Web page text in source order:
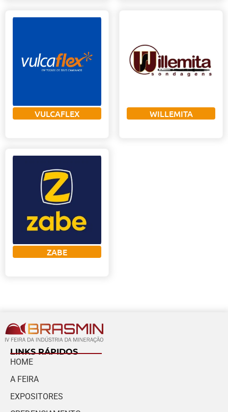
VULCAFLEX WILLEMITA
ZABE
LINKS RÁPIDOS
HOME
A FEIRA
EXPOSITORES